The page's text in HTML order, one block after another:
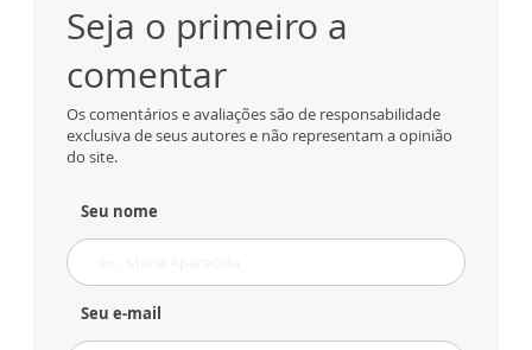
Seja o primeiro a
comentar
Os comentários e avaliações são de responsabilidade
exclusiva de seus autores e não representam a opinião
do site.
Seu nome
Seu e-mail